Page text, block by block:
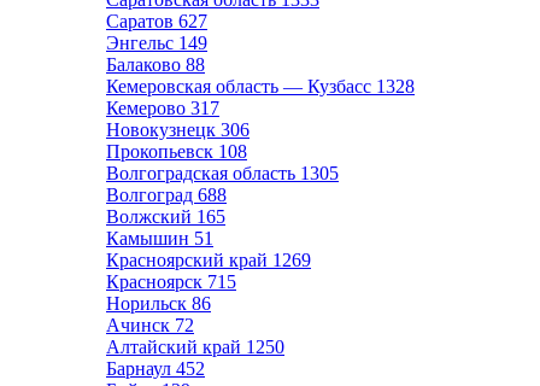
Саратов 627
Энгельс 149
Балаково 88
Кемеровская область — Кузбасс 1328
Кемерово 317
Новокузнецк 306
Прокопьевск 108
Волгоградская область 1305
Волгоград 688
Волжский 165
Камышин 51
Красноярский край 1269
Красноярск 715
Норильск 86
Ачинск 72
Алтайский край 1250
Барнаул 452